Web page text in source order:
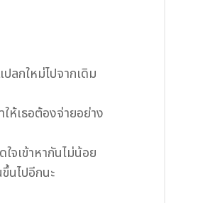
ลกใหม่ไปจากเดิม
ห้เธอต้องจ่ายอย่าง
จเข้าหากันไม่น้อย
นไปอีกนะ